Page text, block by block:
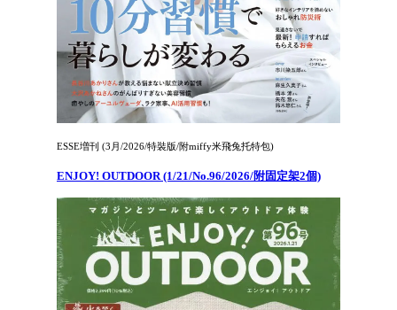
ESSE増刊 (3月/2026/特裝版/附miffy米飛兔托特包)
ENJOY! OUTDOOR (1/21/No.96/2026/附固定架2個)